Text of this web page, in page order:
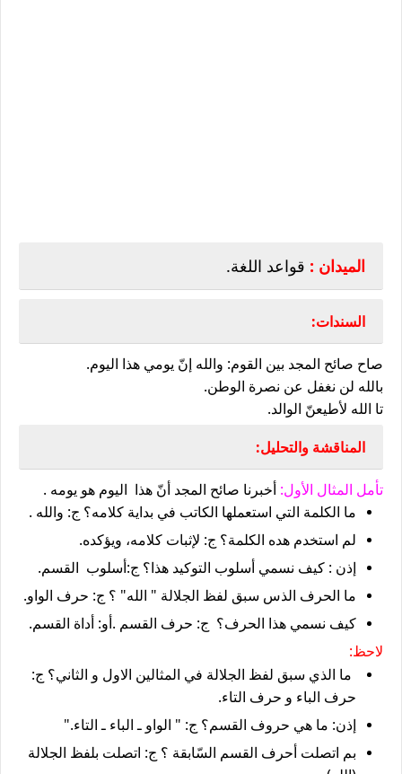
الميدان : قواعد اللغة.
السندات:
صاح صائح المجد بين القوم: والله إنّ يومي هذا اليوم.
بالله لن نغفل عن نصرة الوطن.
تا الله لأطيعنّ الوالد.
المناقشة والتحليل:
تأمل المثال الأول: أخبرنا صائح المجد أنّ هذا اليوم هو يومه .
ما الكلمة التي استعملها الكاتب في بداية كلامه؟ ج: والله .
لم استخدم هده الكلمة؟ ج: لإثبات كلامه، ويؤكده.
إذن : كيف نسمي أسلوب التوكيد هذا؟ ج:أسلوب القسم.
ما الحرف الذس سبق لفظ الجلالة " الله" ؟ ج: حرف الواو.
كيف نسمي هذا الحرف؟ ج: حرف القسم .أو: أداة القسم.
لاحظ:
ما الذي سبق لفظ الجلالة في المثالين الاول و الثاني؟ ج:
حرف الباء و حرف التاء.
إذن: ما هي حروف القسم؟ ج: " الواو ـ الباء ـ التاء."
بم اتصلت أحرف القسم السّابقة ؟ ج: اتصلت بلفظ الجلالة